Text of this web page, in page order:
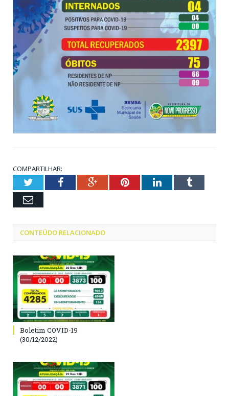
COMPARTILHAR:
TwitterFacebookGoogle+PinterestLinkedInTumblr
Email
CONTEÚDO RELACIONADO
Boletim COVID-19
(30/12/2022)